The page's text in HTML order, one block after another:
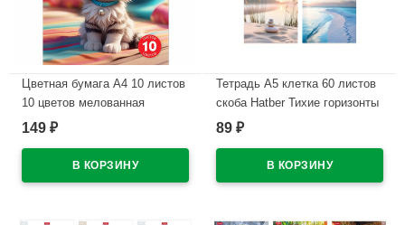
Цветная бумага А4 10 листов
10 цветов мелованная
двухсторонняя Hatber Скейт-
149 ₽
Тетрадь А5 клетка 60 листов
скоба Hatber Тихие горизонты
мелованный картон
арт.60Т5В1
89 ₽